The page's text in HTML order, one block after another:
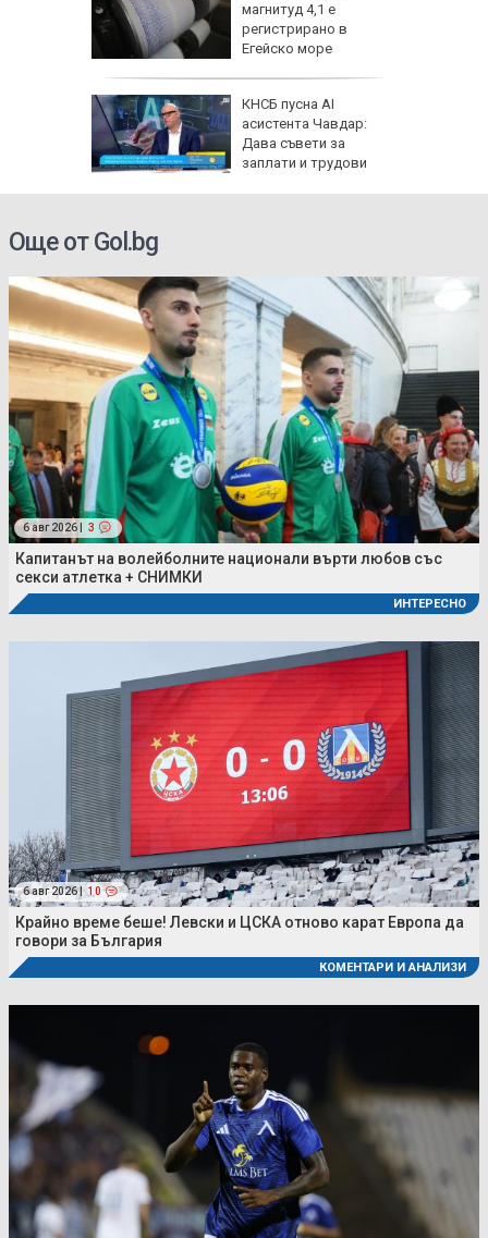
магнитуд 4,1 е
регистрирано в
Егейско море
КНСБ пусна AI
асистента Чавдар:
Дава съвети за
заплати и трудови
Още от Gol.bg
6 авг 2026 | 3
Капитанът на волейболните национали върти любов със
секси атлетка + СНИМКИ
ИНТЕРЕСНО
6 авг 2026 | 10
Крайно време беше! Левски и ЦСКА отново карат Европа да
говори за България
КОМЕНТАРИ И АНАЛИЗИ